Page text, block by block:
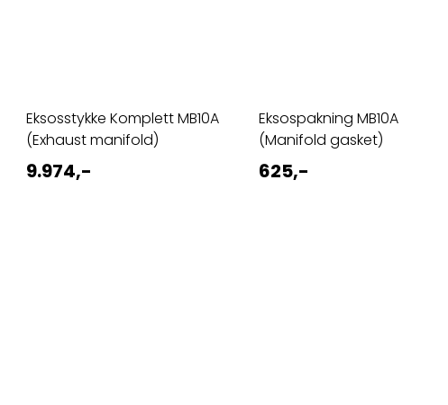
Eksosstykke Komplett MB10A
(Exhaust manifold)
9.974,-
Eksospakning MB10A
(Manifold gasket)
625,-